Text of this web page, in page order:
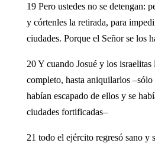
19 Pero ustedes no se detengan:
y córtenles la retirada, para
ciudades. Porque el Señor se los
20 Y cuando Josué y los
completo, hasta aniquilarlos
habían escapado de ellos y se
ciudades fortificadas–
21 todo el ejército regresó sano y